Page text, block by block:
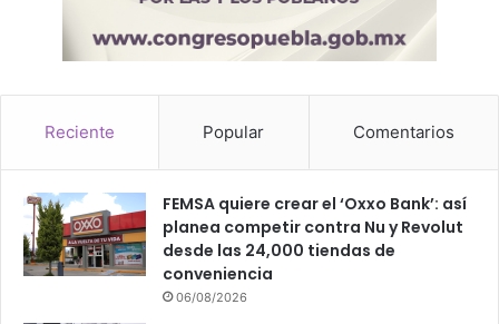
Reciente Popular Comentarios
FEMSA quiere crear el ‘Oxxo Bank’: así
planea competir contra Nu y Revolut
desde las 24,000 tiendas de
conveniencia
06/08/2026